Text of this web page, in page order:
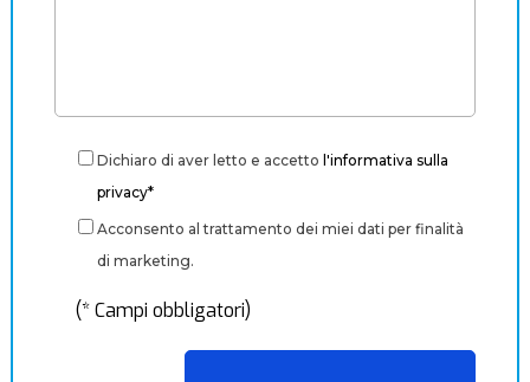
Dichiaro di aver letto e accetto l'informativa sulla
privacy*
Acconsento al trattamento dei miei dati per finalità
di marketing.
(* Campi obbligatori)